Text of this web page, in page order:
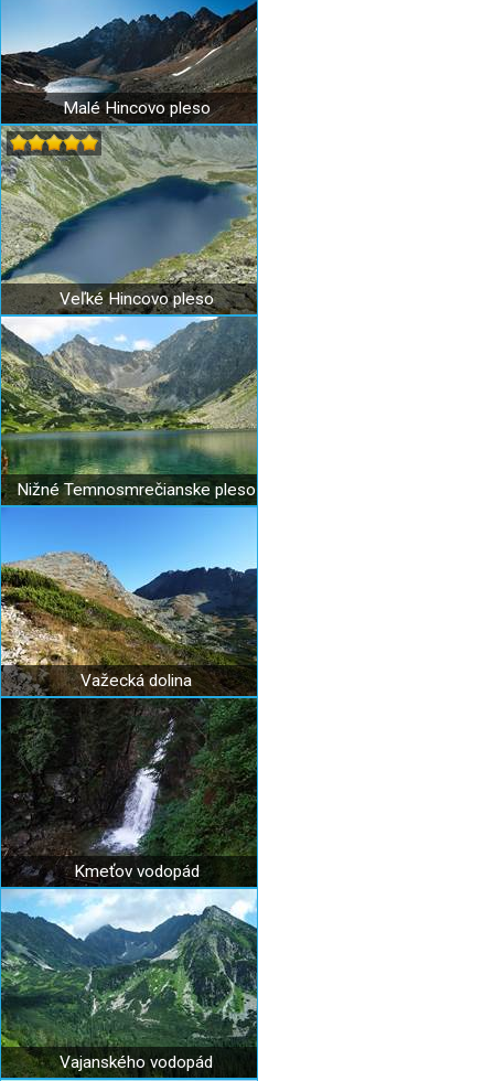
Malé Hincovo pleso
Veľké Hincovo pleso
Nižné Temnosmrečianske pleso
Važecká dolina
Kmeťov vodopád
Vajanského vodopád